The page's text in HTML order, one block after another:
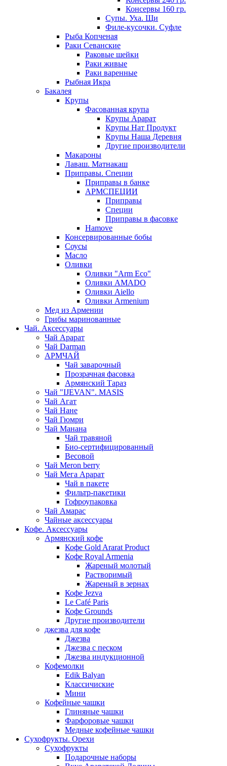
Консервы 160 гр.
Супы. Уха. Щи
Филе-кусочки. Суфле
Рыба Копченая
Раки Севанские
Раковые шейки
Раки живые
Раки варенные
Рыбная Икра
Бакалея
Крупы
Фасованная крупа
Крупы Арарат
Крупы Нат Продукт
Крупы Наша Деревня
Другие производители
Макароны
Лаваш. Матнакаш
Приправы. Специи
Приправы в банке
АРМСПЕЦИИ
Приправы
Специи
Приправы в фасовке
Hamove
Консервированные бобы
Соусы
Масло
Оливки
Оливки "Arm Eco"
Оливки AMADO
Оливки Aiello
Оливки Armenium
Мед из Армении
Грибы маринованные
Чай. Аксессуары
Чай Арарат
Чай Darman
АРМЧАЙ
Чай заварочный
Прозрачная фасовка
Армянский Тараз
Чай "IJEVAN". MASIS
Чай Агат
Чай Нане
Чай Гюмри
Чай Манана
Чай травяной
Био-сертифицированный
Весовой
Чай Meron berry
Чай Мега Арарат
Чай в пакете
Фильтр-пакетики
Гофроупаковка
Чай Амарас
Чайные аксессуары
Кофе. Аксессуары
Армянский кофе
Кофе Gold Ararat Product
Кофе Royal Armenia
Жареный молотый
Растворимый
Жареный в зернах
Кофе Jezva
Le Café Paris
Кофе Grounds
Другие производители
джезва для кофе
Джезва
Джезва с песком
Джезва индукционной
Кофемолки
Edik Balyan
Классичиские
Мини
Кофейные чашки
Глиняные чашки
Фарфоровые чашки
Медные кофейные чашки
Сухофрукты. Орехи
Сухофрукты
Подарочные наборы